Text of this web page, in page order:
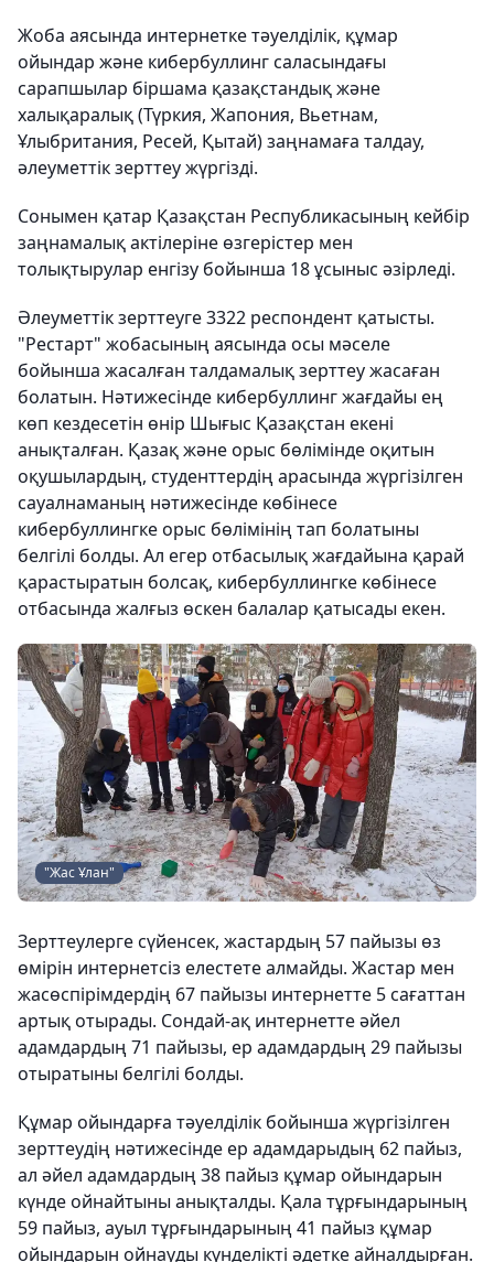
Жоба аясында интернетке тәуелділік, құмар
ойындар және кибербуллинг саласындағы
сарапшылар біршама қазақстандық және
халықаралық (Түркия, Жапония, Вьетнам,
Ұлыбритания, Ресей, Қытай) заңнамаға талдау,
әлеуметтік зерттеу жүргізді.
Сонымен қатар Қазақстан Республикасының кейбір
заңнамалық актілеріне өзгерістер мен
толықтырулар енгізу бойынша 18 ұсыныс әзірледі.
Әлеуметтік зерттеуге 3322 респондент қатысты.
"Рестарт" жобасының аясында осы мәселе
бойынша жасалған талдамалық зерттеу жасаған
болатын. Нәтижесінде кибербуллинг жағдайы ең
көп кездесетін өнір Шығыс Қазақстан екені
анықталған. Қазақ және орыс бөлімінде оқитын
оқушылардың, студенттердің арасында жүргізілген
сауалнаманың нәтижесінде көбінесе
кибербуллингке орыс бөлімінің тап болатыны
белгілі болды. Ал егер отбасылық жағдайына қарай
қарастыратын болсақ, кибербуллингке көбінесе
отбасында жалғыз өскен балалар қатысады екен.
"Жас Ұлан"
Зерттеулерге сүйенсек, жастардың 57 пайызы өз
өмірін интернетсіз елестете алмайды. Жастар мен
жасөспірімдердің 67 пайызы интернетте 5 сағаттан
артық отырады. Сондай-ақ интернетте әйел
адамдардың 71 пайызы, ер адамдардың 29 пайызы
отыратыны белгілі болды.
Құмар ойындарға тәуелділік бойынша жүргізілген
зерттеудің нәтижесінде ер адамдарыдың 62 пайыз,
ал әйел адамдардың 38 пайыз құмар ойындарын
күнде ойнайтыны анықталды. Қала тұрғындарының
59 пайыз, ауыл тұрғындарының 41 пайыз құмар
ойындарын ойнауды күнделікті әдетке айналдырған.